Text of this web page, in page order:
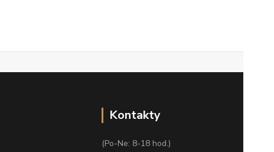
Kontakty
(Po-Ne: 8-18 hod.)